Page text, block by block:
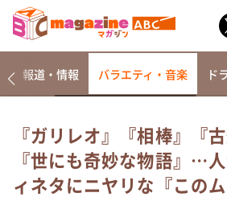
なるみ・岡村の過ぎるTV
相席食堂
報道・情報 バラエティ・音楽 ド
『ガリレオ』『相棒』『
『世にも奇妙な物語』…
ィネタにニヤリな『この